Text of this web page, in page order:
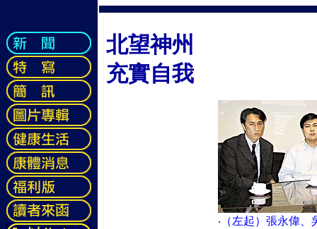
北望神州
充實自我
‧（左起）張永偉